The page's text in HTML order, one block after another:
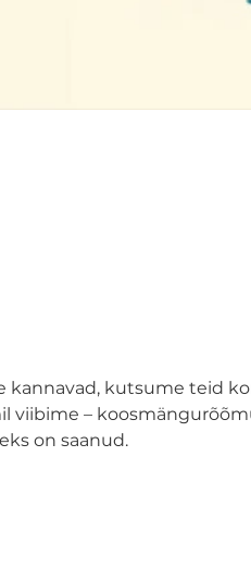
kannavad, kutsume teid
viibime –
on saanud.